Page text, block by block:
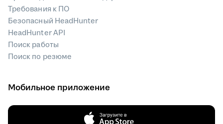
Требования к ПО
Безопасный HeadHunter
HeadHunter API
Поиск работы
Поиск по резюме
Мобильное приложение